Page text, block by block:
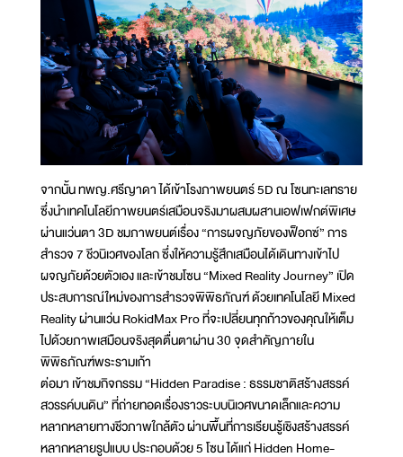
จากนั้น ทพญ.ศรีญาดา ได้เข้าโรงภาพยนตร์ 5D ณ โซนทะเลทราย
ซึ่งนำเทคโนโลยีภาพยนตร์เสมือนจริงมาผสมผสานเอฟเฟกต์พิเศษ
ผ่านแว่นตา 3D ชมภาพยนต์เรื่อง “การผจญภัยของฟ็อกซ์” การ
สำรวจ 7 ชีวนิเวศของโลก ซึ่งให้ความรู้สึกเสมือนได้เดินทางเข้าไป
ผจญภัยด้วยตัวเอง และเข้าชมโซน “Mixed Reality Journey” เปิด
ประสบการณ์ใหม่ของการสำรวจพิพิธภัณฑ์ ด้วยเทคโนโลยี Mixed
Reality ผ่านแว่น RokidMax Pro ที่จะเปลี่ยนทุกก้าวของคุณให้เต็ม
ไปด้วยภาพเสมือนจริงสุดตื่นตาผ่าน 30 จุดสำคัญภายใน
พิพิธภัณฑ์พระรามเก้า
ต่อมา เข้าชมกิจกรรม “Hidden Paradise : ธรรมชาติสร้างสรรค์
สวรรค์บนดิน” ที่ถ่ายทอดเรื่องราวระบบนิเวศขนาดเล็กและความ
หลากหลายทางชีวภาพใกล้ตัว ผ่านพื้นที่การเรียนรู้เชิงสร้างสรรค์
หลากหลายรูปแบบ ประกอบด้วย 5 โซน ได้แก่ Hidden Home-